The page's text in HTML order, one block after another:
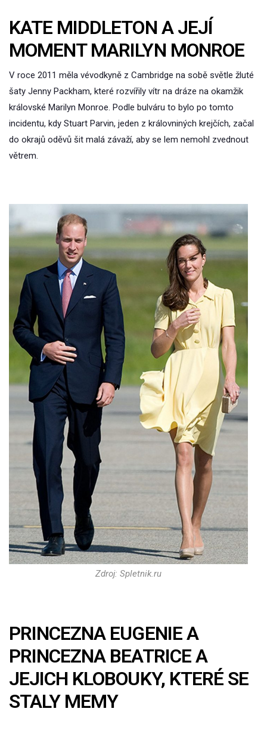
KATE MIDDLETON A JEJÍ
MOMENT MARILYN MONROE
V roce 2011 měla vévodkyně z Cambridge na sobě světle žluté
šaty Jenny Packham, které rozvířily vítr na dráze na okamžik
královské Marilyn Monroe. Podle bulváru to bylo po tomto
incidentu, kdy Stuart Parvin, jeden z královniných krejčích, začal
do okrajů oděvů šit malá závaží, aby se lem nemohl zvednout
větrem.
Zdroj: Spletnik.ru
PRINCEZNA EUGENIE A
PRINCEZNA BEATRICE A
JEJICH KLOBOUKY, KTERÉ SE
STALY MEMY